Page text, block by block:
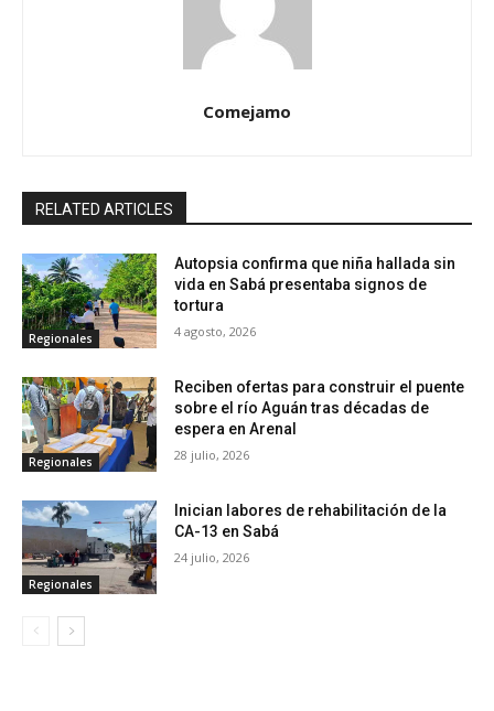
Comejamo
RELATED ARTICLES
Regionales
Autopsia confirma que niña hallada sin
vida en Sabá presentaba signos de
tortura
4 agosto, 2026
Regionales
Reciben ofertas para construir el puente
sobre el río Aguán tras décadas de
espera en Arenal
28 julio, 2026
Regionales
Inician labores de rehabilitación de la
CA-13 en Sabá
24 julio, 2026